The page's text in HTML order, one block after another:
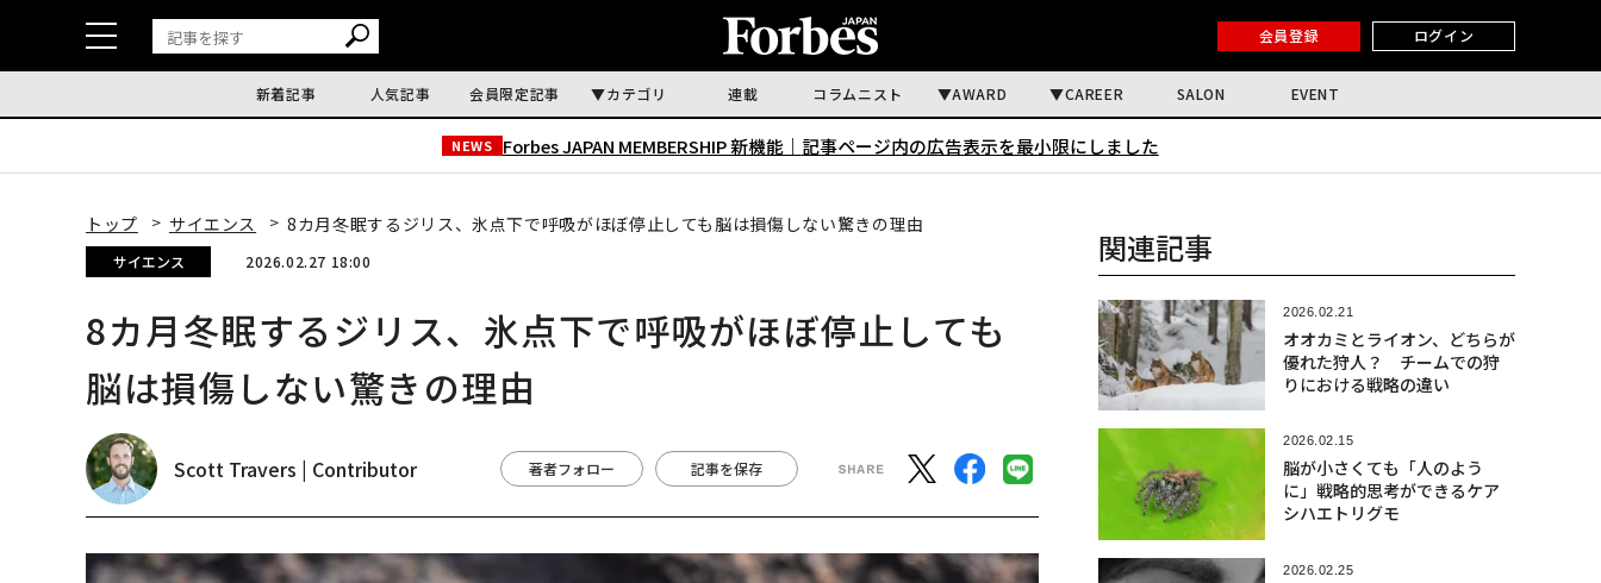
会員登録 ログイン
新着記事 人気記事 会員限定記事 カテゴリ 連載 コラムニスト AWARD CAREER SALON EVENT
NEWS Forbes JAPAN MEMBERSHIP 新機能｜ 記事ページ内の広告表示を最小限にしました
トップ サイエンス 8カ月冬眠するジリス、氷点下で呼吸がほぼ停止しても脳は損傷しない驚きの理由
サイエンス 2026.02.27 18:00
8カ月冬眠するジリス、氷点下で呼吸がほぼ停止しても
脳は損傷しない驚きの理由
Scott Travers | Contributor 著者フォロー 記事を保存
関連記事
2026.02.21
オオカミとライオン、どちらが
優れた狩人？ チームでの狩
りにおける戦略の違い
2026.02.15
脳が小さくても「人のよう
に」戦略的思考ができるケア
シハエトリグモ
2026.02.25